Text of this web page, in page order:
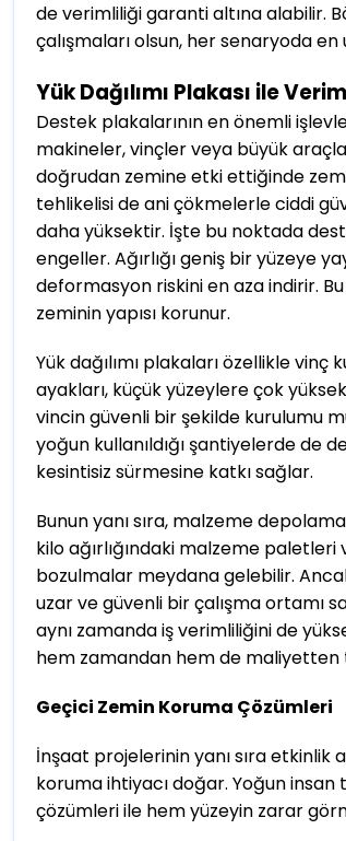
de verimliliği garanti altına alabilir.
çalışmaları olsun, her senaryoda
Yük Dağılımı Plakası ile
Destek plakalarının en önemli
makineler, vinçler veya büyük
doğrudan zemine etki ettiğinde
tehlikelisi de ani çökmelerle ciddi
daha yüksektir. İşte bu noktada
engeller. Ağırlığı geniş bir yüzeye
deformasyon riskini en aza indirir.
zeminin yapısı korunur.
Yük dağılımı plakaları özellikle
ayakları, küçük yüzeylere çok
vincin güvenli bir şekilde kurulumu
yoğun kullanıldığı şantiyelerde de
kesintisiz sürmesine katkı sağlar.
Bunun yanı sıra, malzeme
kilo ağırlığındaki malzeme
bozulmalar meydana gelebilir.
uzar ve güvenli bir çalışma ortamı
aynı zamanda iş verimliliğini de
hem zamandan hem de maliyetten
Geçici Zemin Koruma Çözümleri
İnşaat projelerinin yanı sıra etkinlik
koruma ihtiyacı doğar. Yoğun
çözümleri ile hem yüzeyin zarar